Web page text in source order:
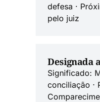
defesa ·
pelo juiz
Designada
Significado:
conciliação ·